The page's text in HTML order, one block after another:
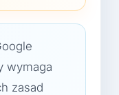
wymaga
zasad